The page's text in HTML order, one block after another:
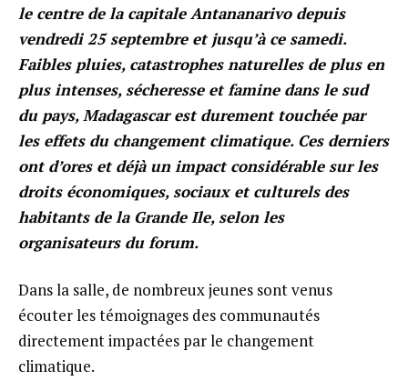
le centre de la capitale Antananarivo depuis
vendredi 25 septembre et jusqu’à ce samedi.
Faibles pluies, catastrophes naturelles de plus en
plus intenses, sécheresse et famine dans le sud
du pays, Madagascar est durement touchée par
les effets du changement climatique. Ces derniers
ont d’ores et déjà un impact considérable sur les
droits économiques, sociaux et culturels des
habitants de la Grande Ile, selon les
organisateurs du forum.
Dans la salle, de nombreux jeunes sont venus
écouter les témoignages des communautés
directement impactées par le changement
climatique.